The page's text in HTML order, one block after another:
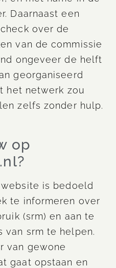
Daarnaast een
over de
van de commissie
ongeveer de helft
georganiseerd
het netwerk zou
zelfs zonder hulp.
op
is bedoeld
te informeren over
(srm) en aan te
van srm te helpen.
van gewone
gaat opstaan en